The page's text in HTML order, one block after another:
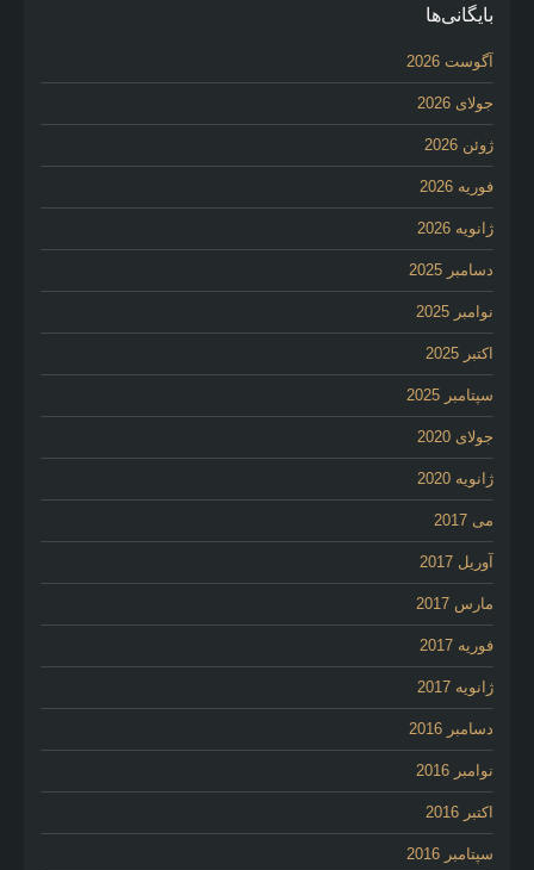
بایگانی‌ها
آگوست 2026
جولای 2026
ژوئن 2026
فوریه 2026
ژانویه 2026
دسامبر 2025
نوامبر 2025
اکتبر 2025
سپتامبر 2025
جولای 2020
ژانویه 2020
می 2017
آوریل 2017
مارس 2017
فوریه 2017
ژانویه 2017
دسامبر 2016
نوامبر 2016
اکتبر 2016
سپتامبر 2016